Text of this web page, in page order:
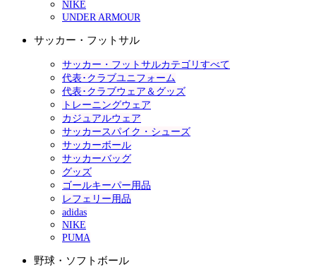
NIKE
UNDER ARMOUR
サッカー・フットサル
サッカー・フットサルカテゴリすべて
代表･クラブユニフォーム
代表･クラブウェア＆グッズ
トレーニングウェア
カジュアルウェア
サッカースパイク・シューズ
サッカーボール
サッカーバッグ
グッズ
ゴールキーパー用品
レフェリー用品
adidas
NIKE
PUMA
野球・ソフトボール